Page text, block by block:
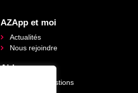
AZApp et moi
Actualités
Nous rejoindre
Aide
Foire aux questions